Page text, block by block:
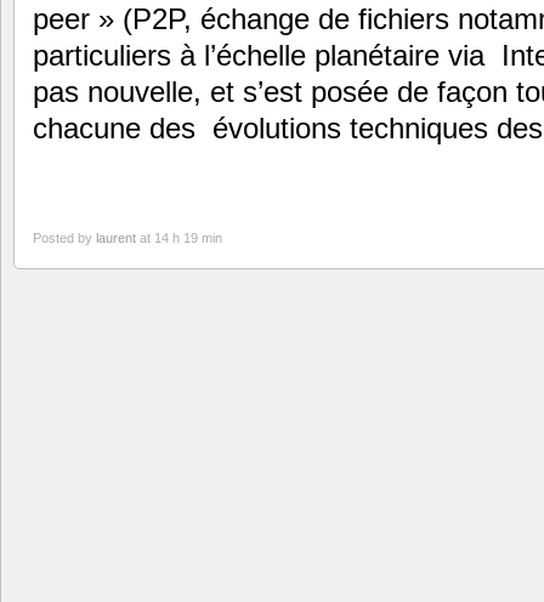
peer » (P2P, échange de fichiers
particuliers à l’échelle planétaire via
pas nouvelle, et s’est posée de façon
chacune des évolutions techniques
Posted by laurent at 14 h 19 min